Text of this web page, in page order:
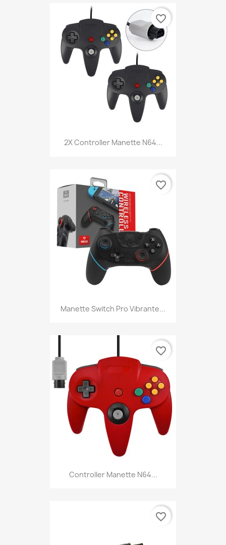
2X Controller Manette N64...
favorite_border
Manette Switch Pro Vibrante...
favorite_border
Controller Manette N64...
favorite_border
favorite_border